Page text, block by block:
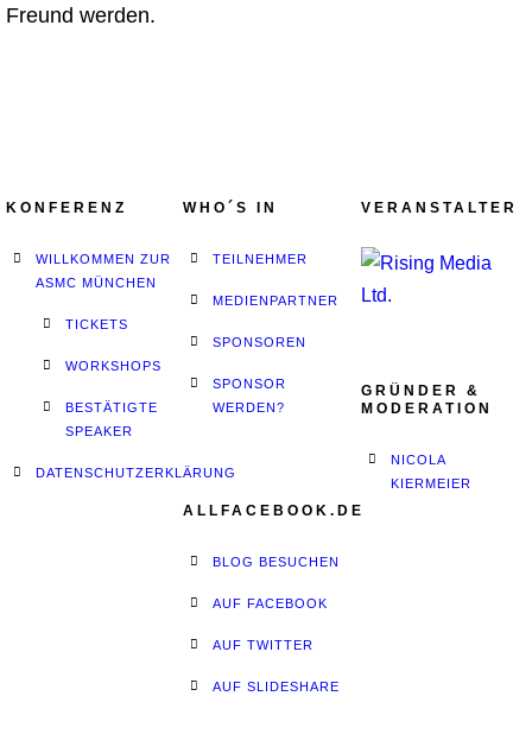
Freund werden.
KONFERENZ
WILLKOMMEN ZUR
ASMC MÜNCHEN
TICKETS
WORKSHOPS
BESTÄTIGTE
SPEAKER
DATENSCHUTZERKLÄRUNG
WHO´S IN
TEILNEHMER
MEDIENPARTNER
SPONSOREN
SPONSOR
WERDEN?
ALLFACEBOOK.DE
BLOG BESUCHEN
AUF FACEBOOK
AUF TWITTER
AUF SLIDESHARE
VERANSTALTER
GRÜNDER &
MODERATION
NICOLA
KIERMEIER